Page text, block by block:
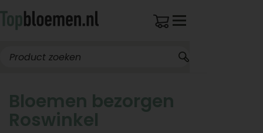
Bloemen bezorgen
Roswinkel